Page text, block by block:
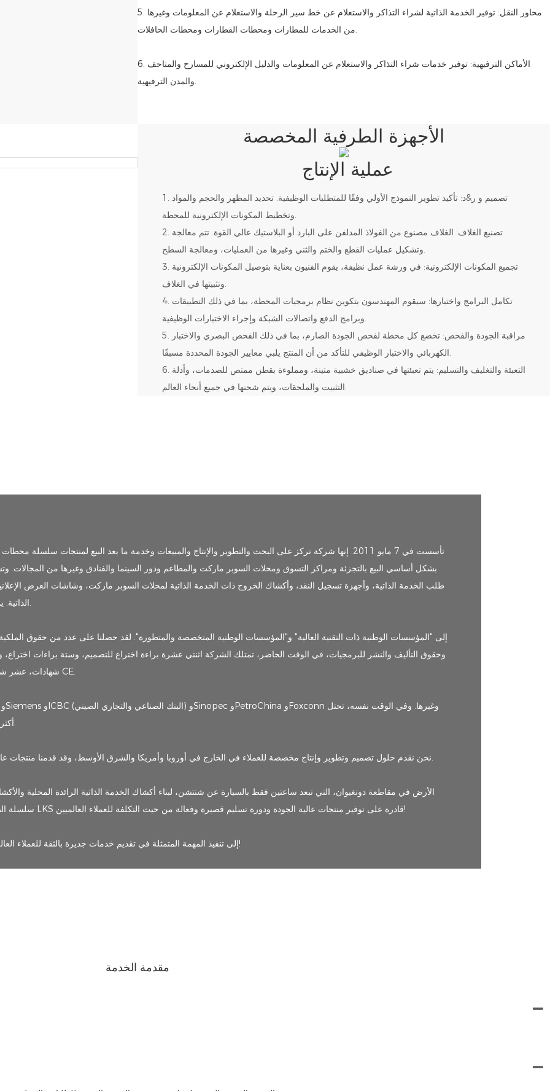
5. محاور النقل: توفير الخدمة الذاتية لشراء التذاكر والاستعلام عن خط سير الرحلة والاستعلام عن المعلومات وغيرها
من الخدمات للمطارات ومحطات القطارات ومحطات الحافلات.
6. الأماكن الترفيهية: توفير خدمات شراء التذاكر والاستعلام عن المعلومات والدليل الإلكتروني للمسارح والمتاحف
والمدن الترفيهية.
الأجهزة الطرفية المخصصة
عملية الإنتاج
1. تصميم و ر&د: تأكيد تطوير النموذج الأولي وفقًا للمتطلبات الوظيفية. تحديد المظهر والحجم والمواد
وتخطيط المكونات الإلكترونية للمحطة.
2. تصنيع الغلاف: الغلاف مصنوع من الفولاذ المدلفن على البارد أو البلاستيك عالي القوة. تتم معالجة
وتشكيل عمليات القطع والختم والثني وغيرها من العمليات، ومعالجة السطح.
3. تجميع المكونات الإلكترونية: في ورشة عمل نظيفة، يقوم الفنيون بعناية بتوصيل المكونات الإلكترونية
وتثبيتها في الغلاف.
4. تكامل البرامج واختبارها: سيقوم المهندسون بتكوين نظام برمجيات المحطة، بما في ذلك التطبيقات
وبرامج الدفع واتصالات الشبكة وإجراء الاختبارات الوظيفية.
5. مراقبة الجودة والفحص: تخضع كل محطة لفحص الجودة الصارم، بما في ذلك الفحص البصري والاختبار
الكهربائي والاختبار الوظيفي للتأكد من أن المنتج يلبي معايير الجودة المحددة مسبقًا.
6. التعبئة والتغليف والتسليم: يتم تعبئتها في صناديق خشبية متينة، ومملوءة بقطن ممتص للصدمات، وأدلة
التثبيت والملحقات، ويتم شحنها في جميع أنحاء العالم.
طلب الخدمة الذاتية، وأجهزة تسجيل النقد، وأكشاك الخروج ذات الخدمة الذاتية لمحلات السوبر ماركت، وشاشات العرض
الذاتية. يمكننا تزويد العملاء ببرامج وأجهزة وحلول دفع متكاملة قابلة للتخصيص.
وحقوق التأليف والنشر للبرمجيات، في الوقت الحاضر، تمتلك الشركة اثنتي عشرة براءة اختراع للتصميم، وستة براءات
عشر نموذجًا منفعة، وستة وعشرون علامة تجارية، وخمسة 3C شهادات، عشر شهادات CE.
LKS أكثر من 60% من حصة سوق السينما المحلية في محطة بيع التذاكر.
نحن نقدم حلول تصميم وتطوير وإنتاج مخصصة للعملاء في الخارج في أوروبا وأمريكا والشرق الأوسط، وقد قدمنا ​​منتجات عالية القيمة ومستقرة النظام للعملاء في أكثر من 100 دولة حول العالم.
سلسلة الصناعة بأكملها، ونأمل أنه في عام 2025 بعد الانتهاء من البناء، ستكون LKS قادرة على توفير منتجات عالية الجودة ودورة تسليم قصيرة وفعالة من حيث التكلفة للعملاء العالميين!
مهمة LKS هي تسهيل خدمات الأعمال! سيسعى الجميع في LKS إلى تنفيذ المهمة المتمثلة في تقديم خدمات جديرة بالثقة للعملاء العالميين!
مقدمة الخدمة